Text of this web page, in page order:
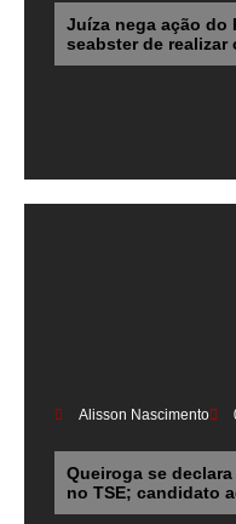
Juíza nega ação do
seabster de realizar
Alisson Nascimento
Queiroga se
no TSE; candidato